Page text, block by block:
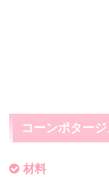
コーンポター
材料